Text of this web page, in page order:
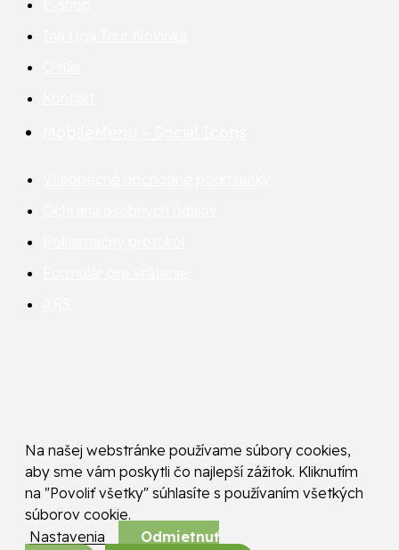
Na našej webstránke používame súbory cookies,
aby sme vám poskytli čo najlepší zážitok. Kliknutím
na "Povoliť všetky" súhlasíte s používaním všetkých
súborov cookie.
Nastavenia
Odmietnuť